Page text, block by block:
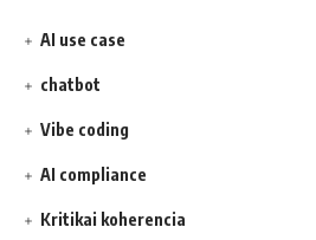
AI use case
chatbot
Vibe coding
AI compliance
Kritikai koherencia